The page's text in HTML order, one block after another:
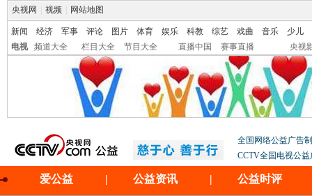
央视网 视频 网站地图
新闻 经济 军事 评论 图片 体育 娱乐 科教 综艺 戏曲 音乐
少儿
电视
频道大全 栏目大全 节目大全 直播中国 赛事直播 央视
全国网络公益广告
CCTV全国电视公
爱公益 | 公益资讯 | 公益时评